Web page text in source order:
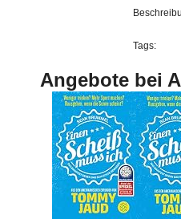
Tags:
Angebote bei